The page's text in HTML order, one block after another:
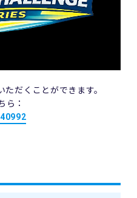
だくことができます。
ら：